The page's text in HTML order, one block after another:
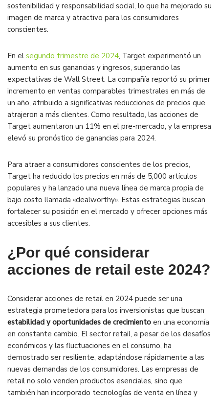
sostenibilidad y responsabilidad social, lo que ha mejorado su
imagen de marca y atractivo para los consumidores
conscientes.
En el segundo trimestre de 2024, Target experimentó un
aumento en sus ganancias y ingresos, superando las
expectativas de Wall Street. La compañía reportó su primer
incremento en ventas comparables trimestrales en más de
un año, atribuido a significativas reducciones de precios que
atrajeron a más clientes. Como resultado, las acciones de
Target aumentaron un 11% en el pre-mercado, y la empresa
elevó su pronóstico de ganancias para 2024.
Para atraer a consumidores conscientes de los precios,
Target ha reducido los precios en más de 5,000 artículos
populares y ha lanzado una nueva línea de marca propia de
bajo costo llamada «dealworthy». Estas estrategias buscan
fortalecer su posición en el mercado y ofrecer opciones más
accesibles a sus clientes.
¿Por qué considerar
acciones de retail este 2024?
Considerar acciones de retail en 2024 puede ser una
estrategia prometedora para los inversionistas que buscan
estabilidad y oportunidades de crecimiento en una economía
en constante cambio. El sector retail, a pesar de los desafíos
económicos y las fluctuaciones en el consumo, ha
demostrado ser resiliente, adaptándose rápidamente a las
nuevas demandas de los consumidores. Las empresas de
retail no solo venden productos esenciales, sino que
también han incorporado tecnologías de venta en línea y